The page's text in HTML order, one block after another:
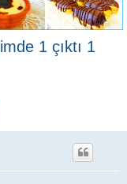
1 çıktı 1